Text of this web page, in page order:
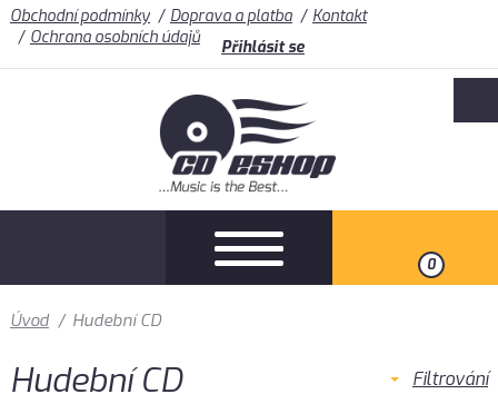
Obchodní podmínky Doprava a platba
Kontakt
Ochrana osobních údajů
Přihlásit se
0
Úvod / Hudební CD
Hudební CD Filtrování